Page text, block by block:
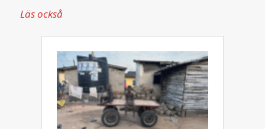
Läs också